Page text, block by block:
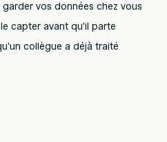
vos données chez vous
capter avant qu'il parte
collègue a déjà traité